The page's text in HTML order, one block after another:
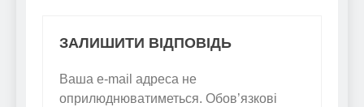
ЗАЛИШИТИ ВІДПОВІДЬ
Ваша e-mail адреса не
оприлюднюватиметься. Обов’язкові